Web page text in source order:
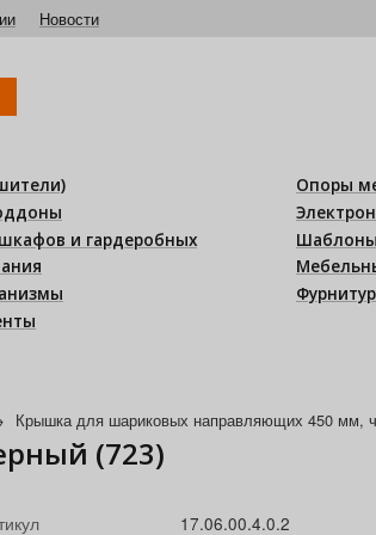
Новости
и гардеробных
Опоры
Крышка для шариковых направляющих 450 мм,
(723)
17.06.00.4.0.2